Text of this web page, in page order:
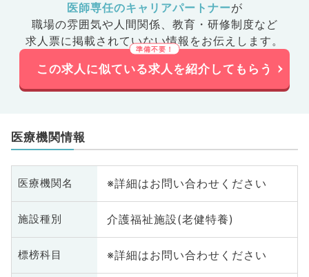
医師専任のキャリアパートナーが
職場の雰囲気や人間関係、 教育・研修制度など
求人票に掲載されていない情報をお伝えします。
この求人に似ている求人を紹介してもらう
医療機関情報
医療機関名 ※詳細はお問い合わせください
施設種別 介護福祉施設(老健特養)
標榜科目 ※詳細はお問い合わせください